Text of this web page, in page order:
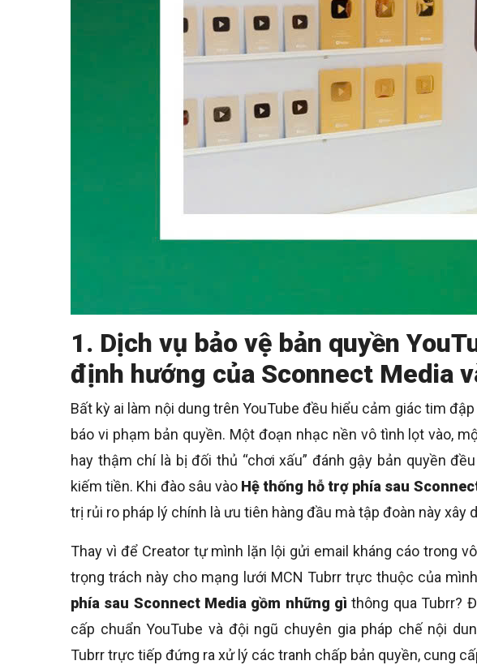
1. Dịch vụ bảo vệ bản quyền
định hướng của Sconnect Media
Bất kỳ ai làm nội dung trên YouTube đều hiểu cảm giác tim
báo vi phạm bản quyền. Một đoạn nhạc nền vô tình lọt vào,
hay thậm chí là bị đối thủ “chơi xấu” đánh gậy bản quyền
kiếm tiền. Khi đào sâu vào Hệ thống hỗ trợ phía sau
trị rủi ro pháp lý chính là ưu tiên hàng đầu mà tập đoàn này xây
Thay vì để Creator tự mình lặn lội gửi email kháng cáo trong
trọng trách này cho mạng lưới MCN Tubrr trực thuộc của
phía sau Sconnect Media gồm những gì thông qua Tubrr?
cấp chuẩn YouTube và đội ngũ chuyên gia pháp chế nội
Tubrr trực tiếp đứng ra xử lý các tranh chấp bản quyền, cung